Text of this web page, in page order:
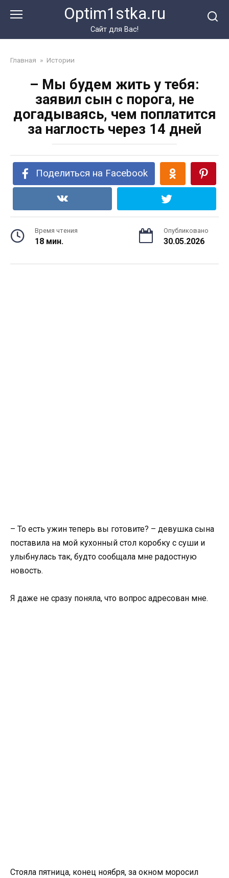
Optim1stka.ru
Сайт для Вас!
Главная » Истории
– Мы будем жить у тебя:
заявил сын с порога, не
догадываясь, чем поплатится
за наглость через 14 дней
Поделиться на Facebook
Время чтения
18 мин.
Опубликовано
30.05.2026
– То есть ужин теперь вы готовите? – девушка сына
поставила на мой кухонный стол коробку с суши и
улыбнулась так, будто сообщала мне радостную
новость.
Я даже не сразу поняла, что вопрос адресован мне.
Стояла пятница, конец ноября, за окном моросил